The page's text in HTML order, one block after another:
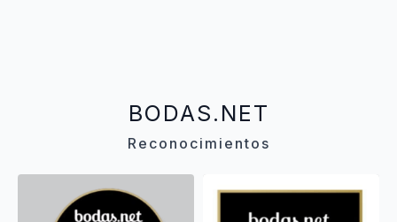
BODAS.NET
Reconocimientos